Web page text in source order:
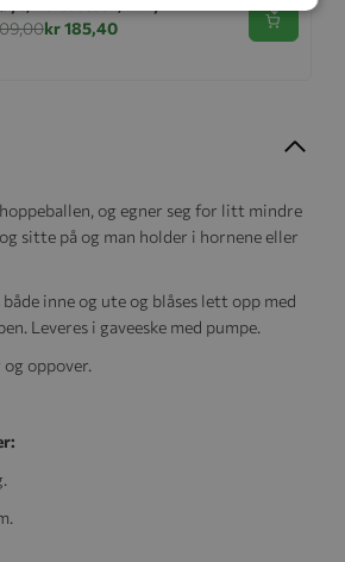
kr 185,40 Se
og egner seg for litt mindre
sitte på og man holder i hornene eller
inne og ute og blåses lett opp med
Leveres i gaveeske med pumpe.
oppover.